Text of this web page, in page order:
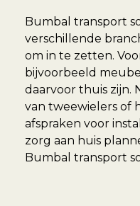
Bumbal transport
verschillende
om in te zetten.
bijvoorbeeld
daarvoor thuis zijn.
van tweewielers of
afspraken voor
zorg aan huis
Bumbal transport